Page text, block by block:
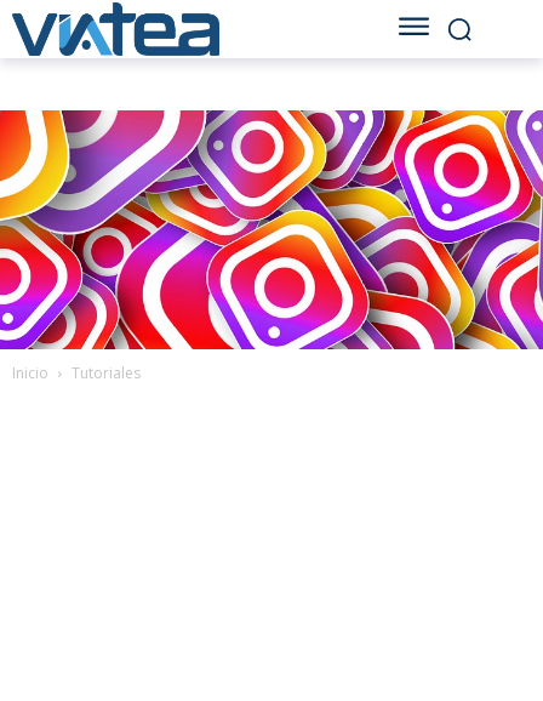
Inicio Tutoriales